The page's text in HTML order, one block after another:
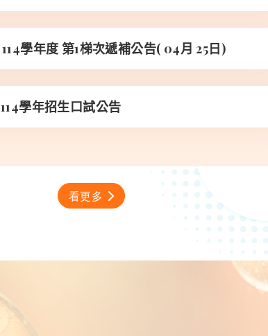
114學年度 第1梯次遞補公告( 04月 25日)
114學年招生口試公告
看更多